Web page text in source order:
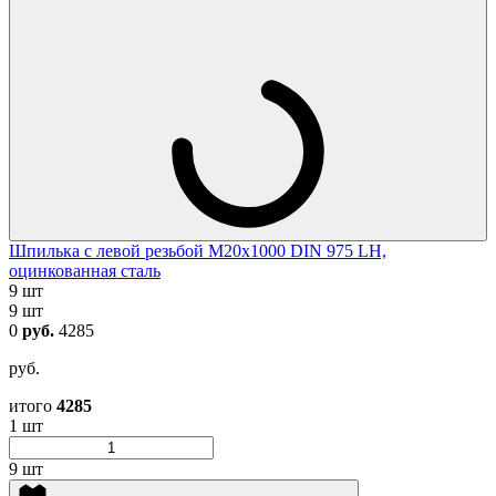
Шпилька с левой резьбой М20х1000 DIN 975 LH,
оцинкованная сталь
9 шт
9 шт
0 руб. 4285
руб.
итого 4285
1 шт
9 шт